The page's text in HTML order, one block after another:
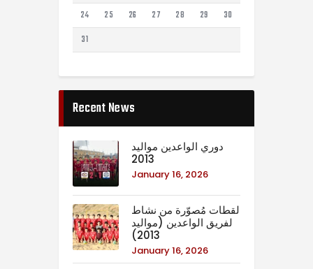
24
25 26 27 28 29
30
31
Recent News
دوري الواعدين مواليد
2013
January 16, 2026
لقطات مُصوّرة من نشاط
لفريق الواعدين (مواليد
2013)
January 16, 2026